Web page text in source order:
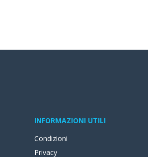
INFORMAZIONI UTILI
Condizioni
Privacy